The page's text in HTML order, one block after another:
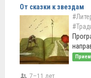
От сказки к звездам
7–11 лет